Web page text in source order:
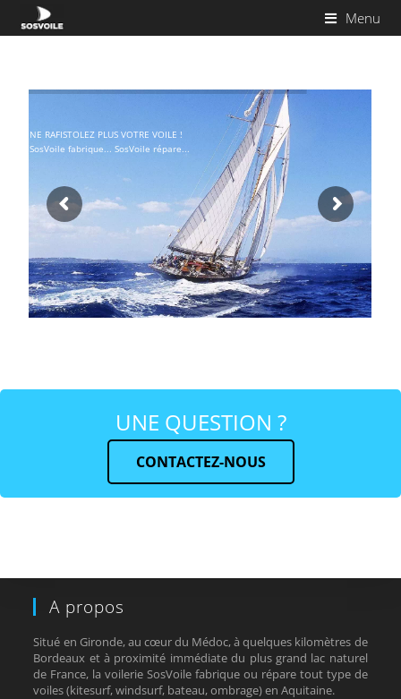
Menu
NE RAFISTOLEZ PLUS VOTRE VOILE !
SosVoile fabrique... SosVoile répare...
UNE QUESTION ?
CONTACTEZ-NOUS
A propos
Situé en Gironde, au cœur du Médoc, à quelques kilomètres de
Bordeaux et à proximité immédiate du plus grand lac naturel
de France, la voilerie SosVoile fabrique ou répare tout type de
voiles (kitesurf, windsurf, bateau, ombrage) en Aquitaine.